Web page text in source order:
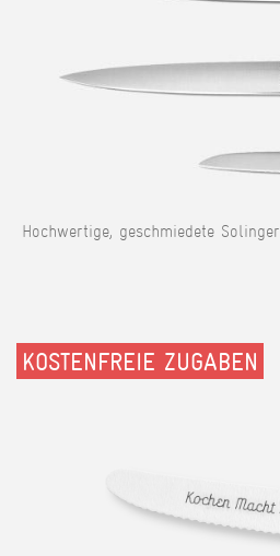
Hochwertige, geschmiedete
KOSTENFREIE ZUGABEN